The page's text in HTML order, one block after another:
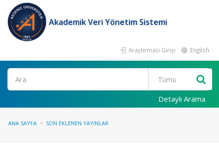
Akademik Veri Yönetim Sistemi
Araştırmacı Girişi English
Ara
Detaylı Arama
ANA SAYFA SON EKLENEN YAYINLAR